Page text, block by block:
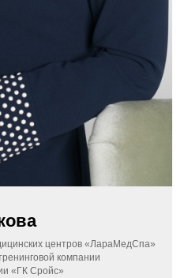
центров «ЛараМедСпа»
компании
«ГК Сройс»